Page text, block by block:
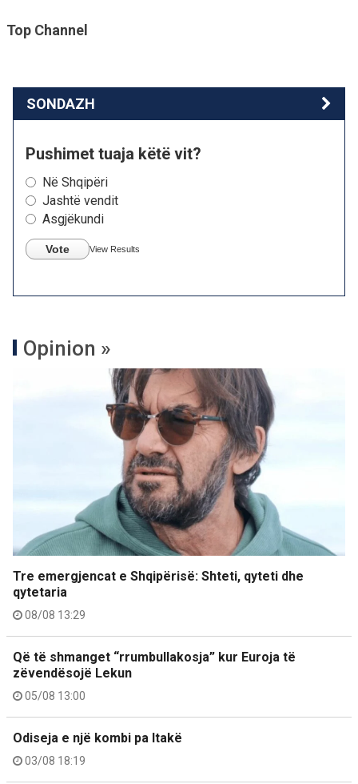
Top Channel
SONDAZH
Pushimet tuaja këtë vit?
Në Shqipëri
Jashtë vendit
Asgjëkundi
Vote View Results
Opinion »
Tre emergjencat e Shqipërisë: Shteti, qyteti dhe
qytetaria
08/08 13:29
Që të shmanget “rrumbullakosja” kur Euroja të
zëvendësojë Lekun
05/08 13:00
Odiseja e një kombi pa Itakë
03/08 18:19